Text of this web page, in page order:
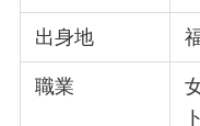
出身地
職業
ト